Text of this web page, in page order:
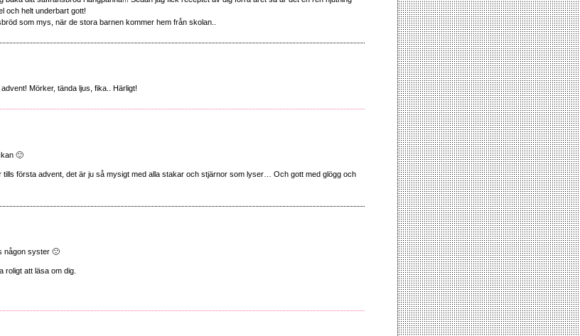
och helt underbart gott!
som mys, när de stora barnen kommer hem från skolan..
Mörker, tända ljus, fika.. Härligt!
🙂
tills första advent, det är ju så mysigt med alla stakar och stjärnor som lyser… Och gott med glögg och
någon syster 🙁
roligt att läsa om dig.